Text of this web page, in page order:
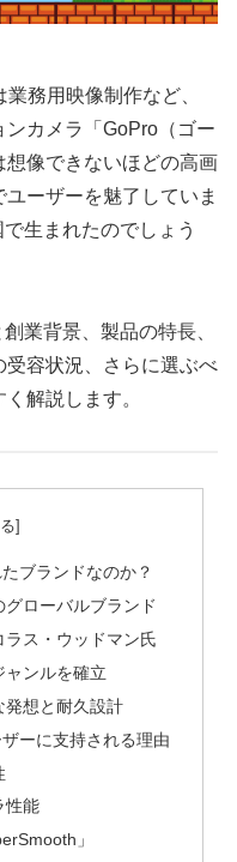
務用映像制作など、
カメラ「GoPro（ゴー
像できないほどの高画
ーザーを魅了していま
生まれたのでしょう
業背景、製品の特長、
容状況、さらに選ぶべ
解説します。
ブランドなのか？
ローバルブランド
ス・ウッドマン氏
ャンルを確立
発想と耐久設計
ーに支持される理由
性能
」